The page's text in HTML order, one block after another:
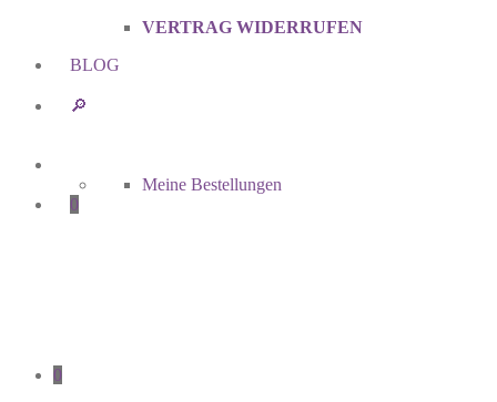
VERTRAG WIDERRUFEN
BLOG
🔎︎
Meine Bestellungen
0
0